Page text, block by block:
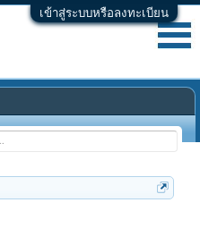
เข้าสู่ระบบหรือลงทะเบียน